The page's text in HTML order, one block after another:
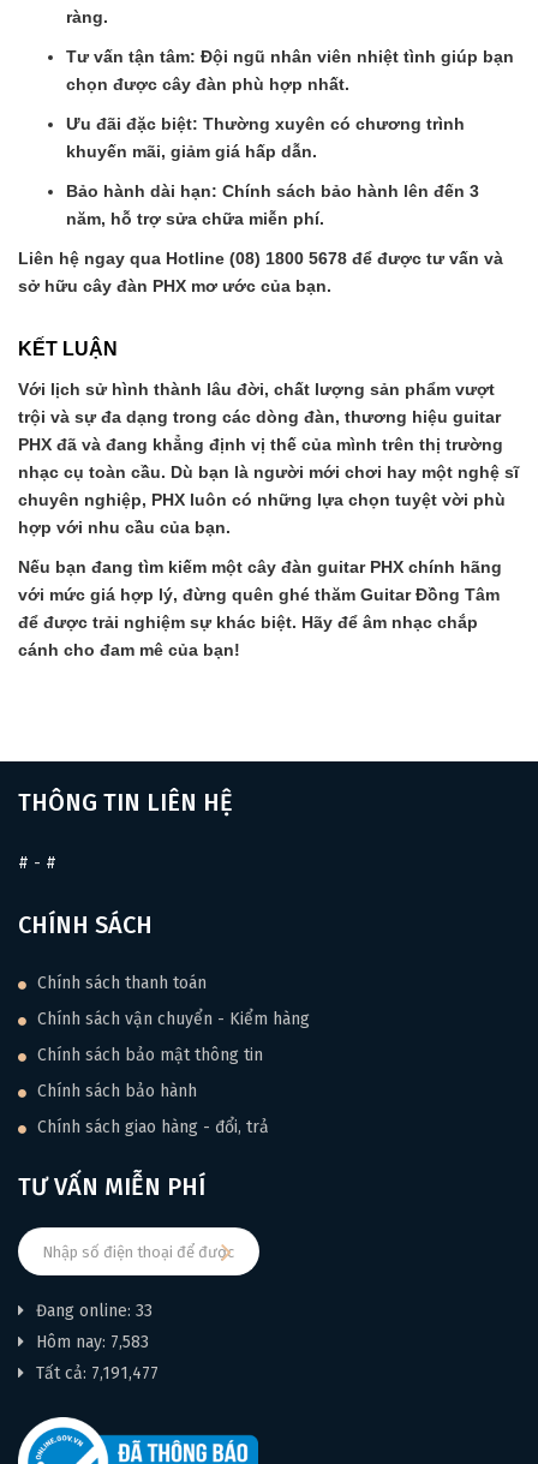
ràng.
Tư vấn tận tâm: Đội ngũ nhân viên nhiệt tình giúp bạn
chọn được cây đàn phù hợp nhất.
Ưu đãi đặc biệt: Thường xuyên có chương trình
khuyến mãi, giảm giá hấp dẫn.
Bảo hành dài hạn: Chính sách bảo hành lên đến 3
năm, hỗ trợ sửa chữa miễn phí.
Liên hệ ngay qua Hotline (08) 1800 5678 để được tư vấn và
sở hữu cây đàn PHX mơ ước của bạn.
KẾT LUẬN
Với lịch sử hình thành lâu đời, chất lượng sản phẩm vượt
trội và sự đa dạng trong các dòng đàn, thương hiệu guitar
PHX đã và đang khẳng định vị thế của mình trên thị trường
nhạc cụ toàn cầu. Dù bạn là người mới chơi hay một nghệ sĩ
chuyên nghiệp, PHX luôn có những lựa chọn tuyệt vời phù
hợp với nhu cầu của bạn.
Nếu bạn đang tìm kiếm một cây đàn guitar PHX chính hãng
với mức giá hợp lý, đừng quên ghé thăm Guitar Đồng Tâm
để được trải nghiệm sự khác biệt. Hãy để âm nhạc chắp
cánh cho đam mê của bạn!
THÔNG TIN LIÊN HỆ
# - #
CHÍNH SÁCH
Chính sách thanh toán
Chính sách vận chuyển - Kiểm hàng
Chính sách bảo mật thông tin
Chính sách bảo hành
Chính sách giao hàng - đổi, trả
TƯ VẤN MIỄN PHÍ
Đang online: 33
Hôm nay: 7,583
Tất cả: 7,191,477